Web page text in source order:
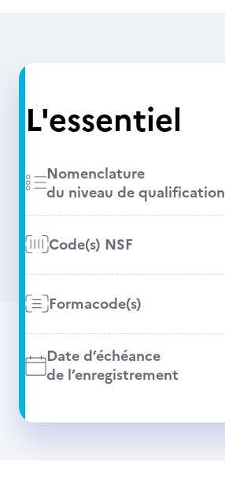
L'essentiel
Nomenclature
du niveau de qualification
Code(s) NSF
Formacode(s)
Date d’échéance
de l’enregistrement